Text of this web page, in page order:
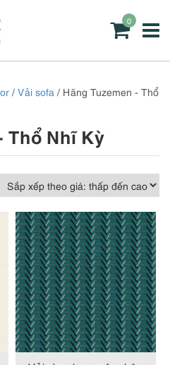
0
/ Vải sofa / Hãng Tuzemen - Thổ
Thổ Nhĩ Kỳ